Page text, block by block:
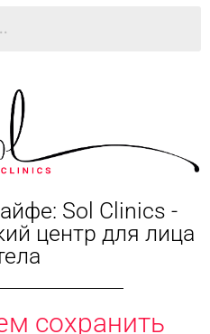
Sol Clinics -
центр для лица
сохранить